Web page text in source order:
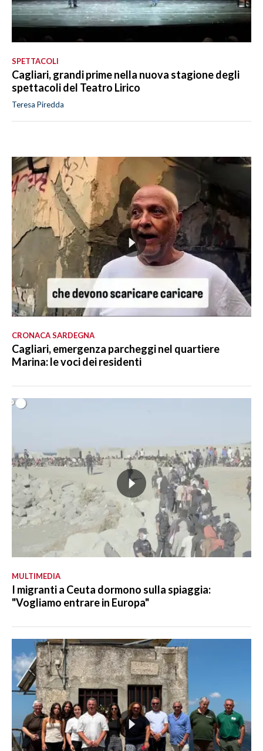
SPETTACOLI
Cagliari, grandi prime nella nuova stagione degli
spettacoli del Teatro Lirico
Teresa Piredda
CRONACA SARDEGNA
Cagliari, emergenza parcheggi nel quartiere
Marina: le voci dei residenti
MULTIMEDIA
I migranti a Ceuta dormono sulla spiaggia:
"Vogliamo entrare in Europa"